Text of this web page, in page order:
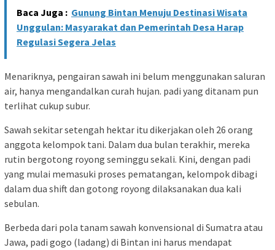
Baca Juga : Gunung Bintan Menuju Destinasi Wisata
Unggulan: Masyarakat dan Pemerintah Desa Harap
Regulasi Segera Jelas
Menariknya, pengairan sawah ini belum menggunakan saluran
air, hanya mengandalkan curah hujan. padi yang ditanam pun
terlihat cukup subur.
Sawah sekitar setengah hektar itu dikerjakan oleh 26 orang
anggota kelompok tani. Dalam dua bulan terakhir, mereka
rutin bergotong royong seminggu sekali. Kini, dengan padi
yang mulai memasuki proses pematangan, kelompok dibagi
dalam dua shift dan gotong royong dilaksanakan dua kali
sebulan.
Berbeda dari pola tanam sawah konvensional di Sumatra atau
Jawa, padi gogo (ladang) di Bintan ini harus mendapat